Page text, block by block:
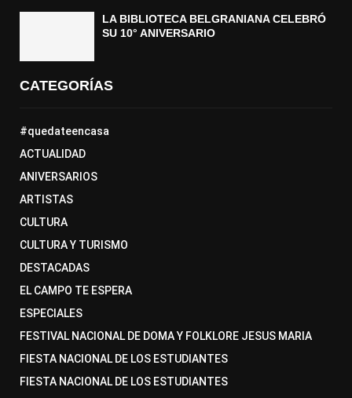
LA BIBLIOTECA BELGRANIANA CELEBRÓ
SU 10° ANIVERSARIO
CATEGORÍAS
#quedateencasa
ACTUALIDAD
ANIVERSARIOS
ARTISTAS
CULTURA
CULTURA Y TURISMO
DESTACADAS
EL CAMPO TE ESPERA
ESPECIALES
FESTIVAL NACIONAL DE DOMA Y FOLKLORE JESUS MARIA
FIESTA NACIONAL DE LOS ESTUDIANTES
FIESTA NACIONAL DE LOS ESTUDIANTES